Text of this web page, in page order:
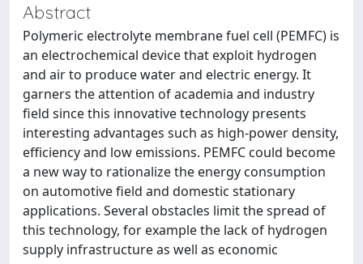
Abstract
Polymeric electrolyte membrane fuel cell (PEMFC) is
an electrochemical device that exploit hydrogen
and air to produce water and electric energy. It
garners the attention of academia and industry
field since this innovative technology presents
interesting advantages such as high-power density,
efficiency and low emissions. PEMFC could become
a new way to rationalize the energy consumption
on automotive field and domestic stationary
applications. Several obstacles limit the spread of
this technology, for example the lack of hydrogen
supply infrastructure as well as economic